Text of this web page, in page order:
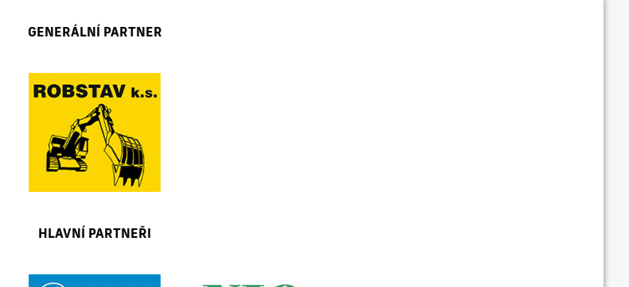
GENERÁLNÍ PARTNER
HLAVNÍ PARTNEŘI